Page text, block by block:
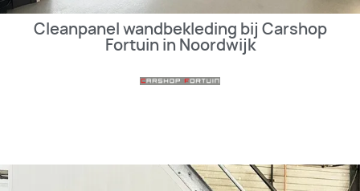
Cleanpanel wandbekleding bij Carshop
Fortuin in Noordwijk